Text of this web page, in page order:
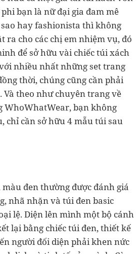
bạn là nữ đại gia đam mê
hay fashionista thì không
ra cho các chị em nhiệm vụ, đó
để sở hữu vài chiếc túi xách
nhiều nhất những set trang
thời, chúng cũng cần phải
Và theo như chuyên trang về
WhoWhatWear, bạn không
chỉ cần sở hữu 4 mẫu túi sau
đen thường được đánh giá
nhã nhặn và túi đen basic
lệ. Diện lên mình một bộ cánh
lại bằng chiếc túi đen, thiết kế
người đối diện phải khen nức